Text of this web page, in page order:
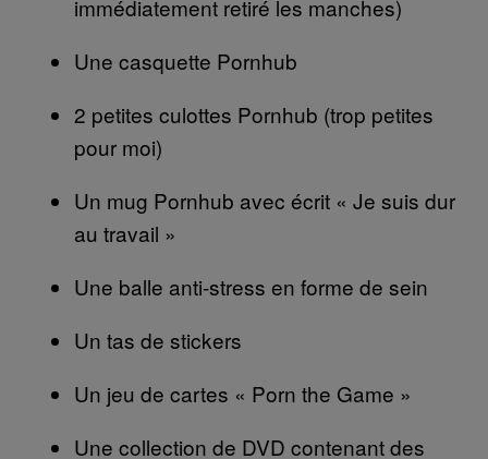
immédiatement retiré les manches)
Une casquette Pornhub
2 petites culottes Pornhub (trop petites
pour moi)
Un mug Pornhub avec écrit « Je suis dur
au travail »
Une balle anti-stress en forme de sein
Un tas de stickers
Un jeu de cartes « Porn the Game »
Une collection de DVD contenant des